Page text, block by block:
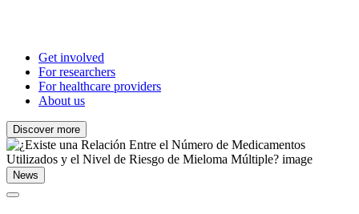
Get involved
For researchers
For healthcare providers
About us
Discover more
News